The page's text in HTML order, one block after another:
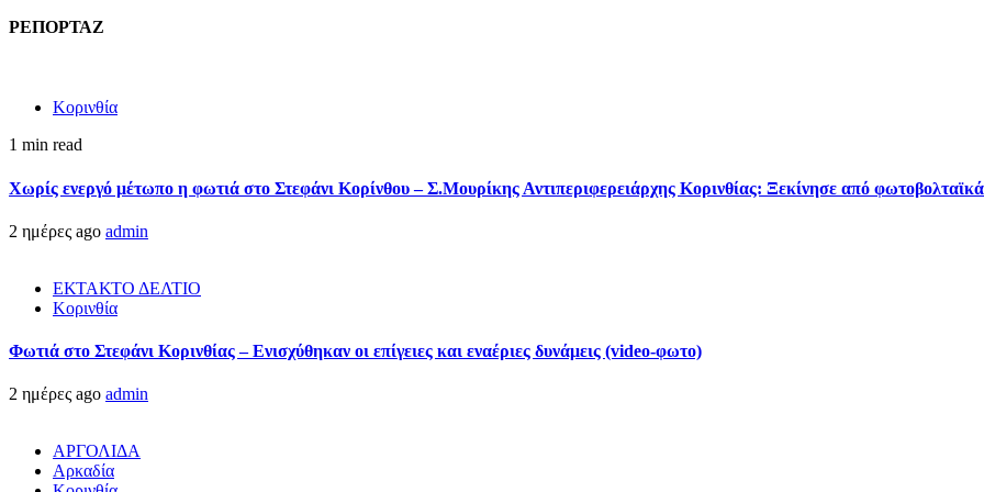
ΡΕΠΟΡΤΑΖ
Κορινθία
1 min read
Χωρίς ενεργό μέτωπο η φωτιά στο Στεφάνι Κορίνθου – Σ.Μουρίκης Αντιπεριφερειάρχης Κορινθίας: Ξεκίνησε από
2 ημέρες ago admin
ΕΚΤΑΚΤΟ ΔΕΛΤΙΟ
Κορινθία
Φωτιά στο Στεφάνι Κορινθίας – Ενισχύθηκαν οι επίγειες και εναέριες δυνάμεις (video-φωτο)
2 ημέρες ago admin
ΑΡΓΟΛΙΔΑ
Αρκαδία